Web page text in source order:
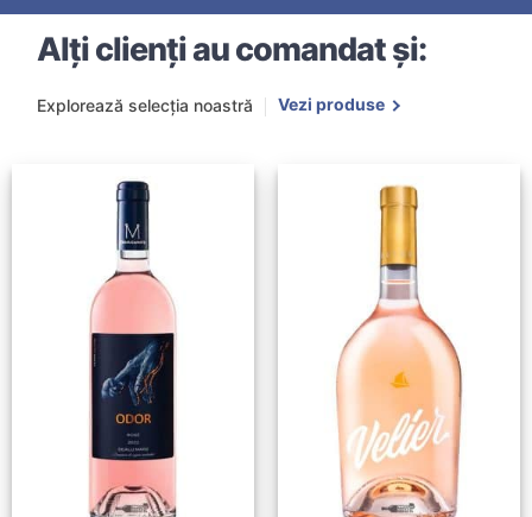
Alți clienți au comandat și:
Explorează selecția noastră Vezi produse